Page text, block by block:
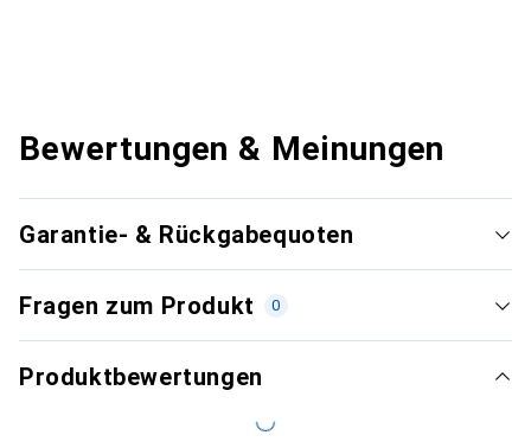
Bewertungen & Meinungen
Garantie- & Rückgabequoten
Fragen zum Produkt 0
Produktbewertungen